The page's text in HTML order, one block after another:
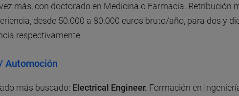
más, con doctorado en Medicina o Farmacia. Retribución
desde 50.000 a 80.000 euros bruto/año, para dos y
respectivamente.
Automoción
más buscado: Electrical Engineer. Formación en